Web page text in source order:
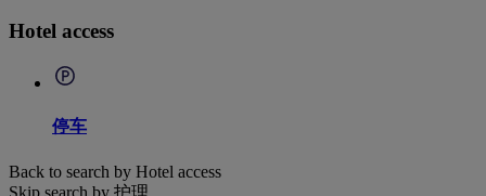
Hotel access
停车
Back to search by Hotel access
Skip search by 护理